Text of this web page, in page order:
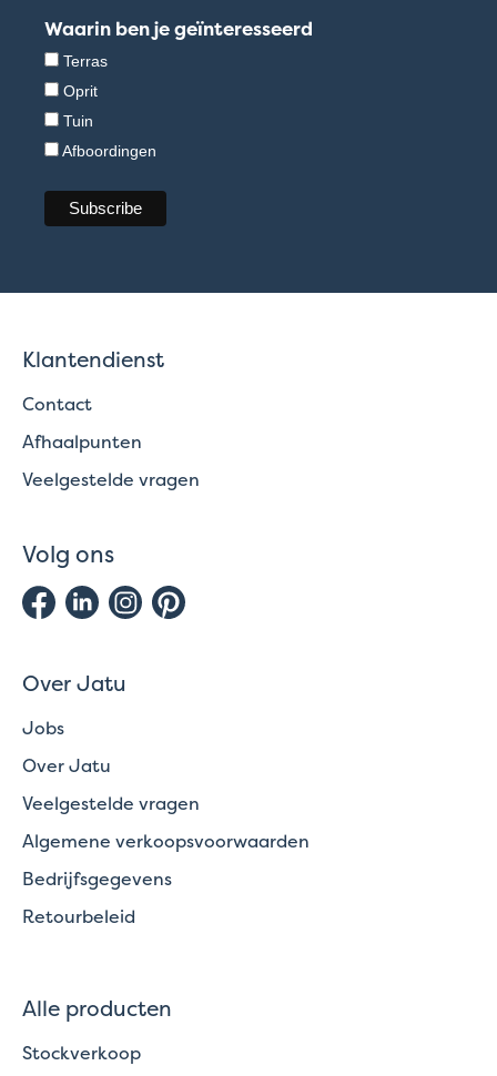
Waarin ben je geïnteresseerd
Terras
Oprit
Tuin
Afboordingen
Klantendienst
Contact
Afhaalpunten
Veelgestelde vragen
Volg ons
Over Jatu
Jobs
Over Jatu
Veelgestelde vragen
Algemene verkoopsvoorwaarden
Bedrijfsgegevens
Retourbeleid
Alle producten
Stockverkoop